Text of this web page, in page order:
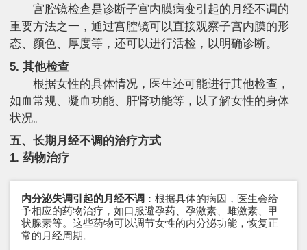
宫腔镜检查是诊断子宫内膜病变引起的月经不调的
重要方法之一，通过宫腔镜可以直接观察子宫内膜的形
态、颜色、厚度等，还可以进行活检，以明确诊断。
5. 其他检查
根据女性的具体情况，医生还可能进行其他检查，
如血常规、凝血功能、肝肾功能等，以了解女性的身体
状况。
五、长期月经不调的治疗方式
1. 药物治疗
内分泌失调引起的月经不调 ：根据具体的病因，医生会给
予相应的药物治疗，如口服避孕药、孕激素、雌激素、甲
状腺素等。这些药物可以调节女性的内分泌功能，恢复正
常的月经周期。